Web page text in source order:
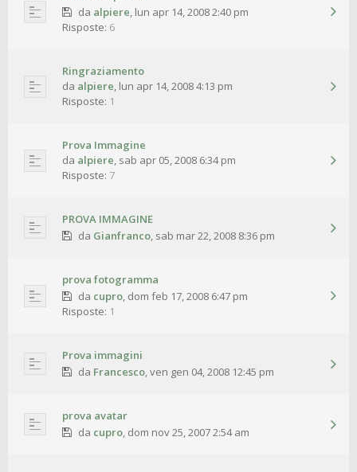
da alpiere, lun apr 14, 2008 2:40 pm
Risposte: 6
Ringraziamento
da alpiere, lun apr 14, 2008 4:13 pm
Risposte: 1
Prova Immagine
da alpiere, sab apr 05, 2008 6:34 pm
Risposte: 7
PROVA IMMAGINE
da Gianfranco, sab mar 22, 2008 8:36 pm
prova fotogramma
da cupro, dom feb 17, 2008 6:47 pm
Risposte: 1
Prova immagini
da Francesco,ven gen 04, 2008 12:45 pm
prova avatar
da cupro, dom nov 25, 2007 2:54 am